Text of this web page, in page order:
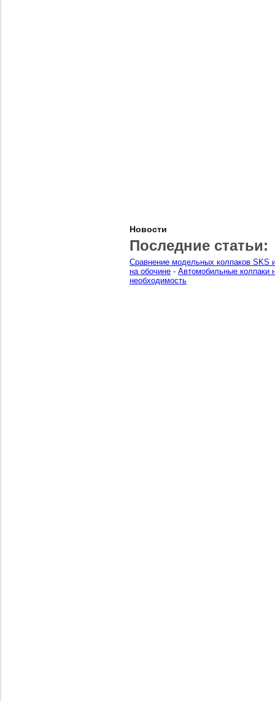
Новости
Последние статьи:
Сравнение модельных колпаков SKS
на обочине - Автомобильные колпаки
необходимость